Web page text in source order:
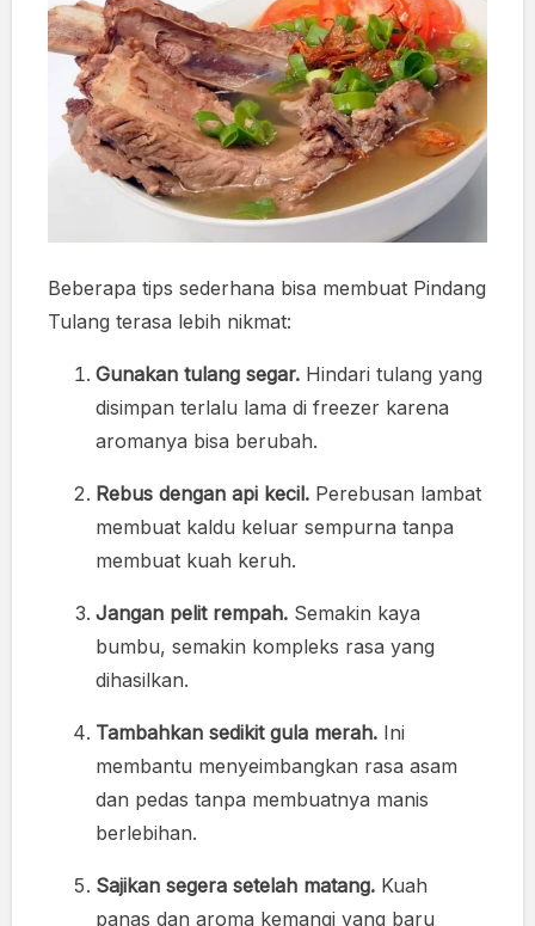
Beberapa tips sederhana bisa membuat Pindang
Tulang terasa lebih nikmat:
Gunakan tulang segar. Hindari tulang yang
disimpan terlalu lama di freezer karena
aromanya bisa berubah.
Rebus dengan api kecil. Perebusan lambat
membuat kaldu keluar sempurna tanpa
membuat kuah keruh.
Jangan pelit rempah. Semakin kaya
bumbu, semakin kompleks rasa yang
dihasilkan.
Tambahkan sedikit gula merah. Ini
membantu menyeimbangkan rasa asam
dan pedas tanpa membuatnya manis
berlebihan.
Sajikan segera setelah matang. Kuah
panas dan aroma kemangi yang baru